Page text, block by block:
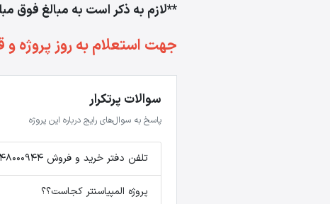
**لازم به ذکر است به مبالغ فوق
جهت استعلام به روز پروژه و
سوالات پرتکرار
پاسخ به سوال‌های رایج درباره این پروژه
تلفن دفتر خرید و فروش 02148000944
پروژه المپیاسنتر کجاست؟؟